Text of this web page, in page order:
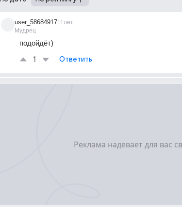
user_58684917
Мудрец
11лет
подойдёт)
1 Ответить